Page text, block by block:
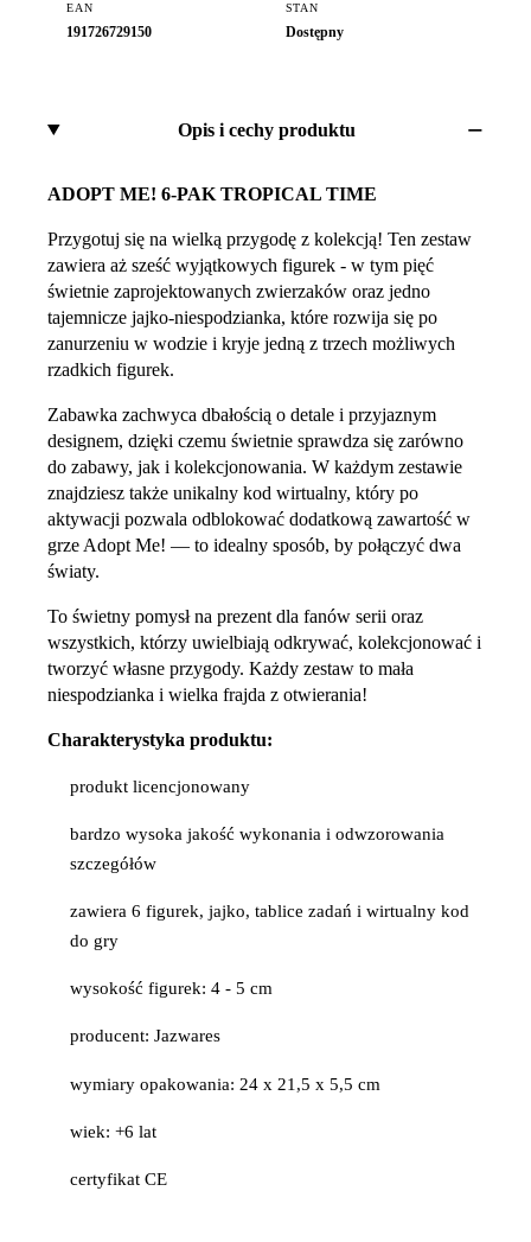
EAN
191726729150
STAN
Dostępny
Opis i cechy produktu
ADOPT ME! 6-PAK TROPICAL TIME
Przygotuj się na wielką przygodę z kolekcją! Ten zestaw
zawiera aż sześć wyjątkowych figurek - w tym pięć
świetnie zaprojektowanych zwierzaków oraz jedno
tajemnicze jajko-niespodzianka, które rozwija się po
zanurzeniu w wodzie i kryje jedną z trzech możliwych
rzadkich figurek.
Zabawka zachwyca dbałością o detale i przyjaznym
designem, dzięki czemu świetnie sprawdza się zarówno
do zabawy, jak i kolekcjonowania. W każdym zestawie
znajdziesz także unikalny kod wirtualny, który po
aktywacji pozwala odblokować dodatkową zawartość w
grze Adopt Me! — to idealny sposób, by połączyć dwa
światy.
To świetny pomysł na prezent dla fanów serii oraz
wszystkich, którzy uwielbiają odkrywać, kolekcjonować i
tworzyć własne przygody. Każdy zestaw to mała
niespodzianka i wielka frajda z otwierania!
Charakterystyka produktu:
produkt licencjonowany
bardzo wysoka jakość wykonania i odwzorowania
szczegółów
zawiera 6 figurek, jajko, tablice zadań i wirtualny kod
do gry
wysokość figurek: 4 - 5 cm
producent: Jazwares
wymiary opakowania: 24 x 21,5 x 5,5 cm
wiek: +6 lat
certyfikat CE